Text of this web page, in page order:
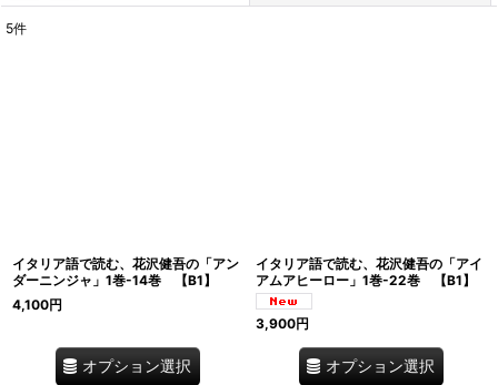
5件
イタリア語で読む、花沢健吾の「アン
ダーニンジャ」1巻-14巻 【B1】
4,100円
オプション選択
イタリア語で読む、花沢健吾の「アイ
アムアヒーロー」1巻-22巻 【B1】
3,900円
オプション選択